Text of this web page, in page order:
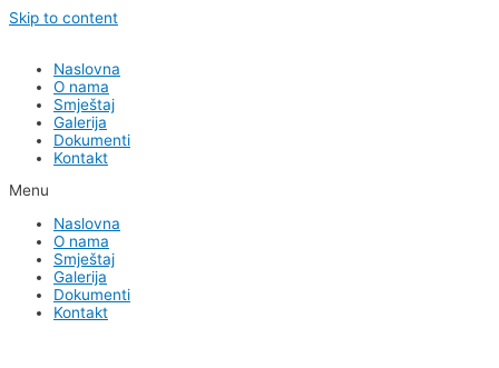
Skip to content
Naslovna
O nama
Smještaj
Galerija
Dokumenti
Kontakt
Menu
Naslovna
O nama
Smještaj
Galerija
Dokumenti
Kontakt